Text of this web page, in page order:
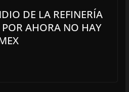
DE LA REFINERÍA
AHORA NO HAY